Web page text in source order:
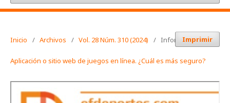
Inicio / Archivos / Vol. 28 Núm. 310 (2024) / Informaciones
Imprimir
Aplicación o sitio web de juegos en línea. ¿Cuál es más seguro?